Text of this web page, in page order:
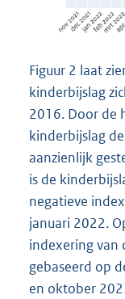
Figuur 2 laat
kinderbijslag
2016. Door de
kinderbijslag
aanzienlijk
is de
negatieve
januari 2022.
indexering van
gebaseerd op
en oktober